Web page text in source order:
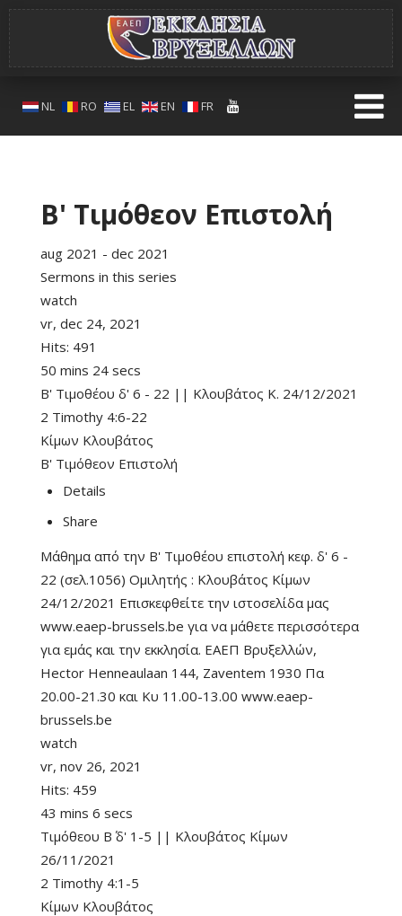
NL RO EL EN FR
Β' Τιμόθεον Επιστολή
aug 2021 - dec 2021
Sermons in this series
watch
vr, dec 24, 2021
Hits: 491
50 mins 24 secs
Β' Τιμοθέου δ' 6 - 22 || Κλουβάτος Κ. 24/12/2021
2 Timothy 4:6-22
Κίμων Κλουβάτος
Β' Τιμόθεον Επιστολή
Details
Share
Μάθημα από την Β' Τιμοθέου επιστολή κεφ. δ' 6 -
22 (σελ.1056) Ομιλητής : Κλουβάτος Κίμων
24/12/2021 Επισκεφθείτε την ιστοσελίδα μας
www.eaep-brussels.be για να μάθετε περισσότερα
για εμάς και την εκκλησία. ΕΑΕΠ Βρυξελλών,
Hector Henneaulaan 144, Zaventem 1930 Πα
20.00-21.30 και Κυ 11.00-13.00 www.eaep-
brussels.be
watch
vr, nov 26, 2021
Hits: 459
43 mins 6 secs
Τιμόθεου Β΄ δ' 1-5 || Κλουβάτος Κίμων
26/11/2021
2 Timothy 4:1-5
Κίμων Κλουβάτος